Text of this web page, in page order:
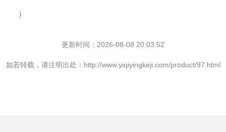
}
更新时间：2026-08-08 20:03:52
如若转载，请注明出处：http://www.yiqiyingkeji.com/product/97.html